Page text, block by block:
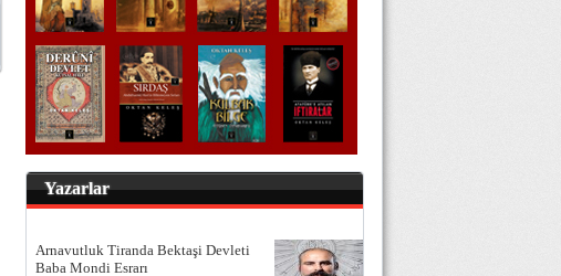
Yazarlar
Arnavutluk Tiranda Bektaşi Devleti
Baba Mondi Esrarı